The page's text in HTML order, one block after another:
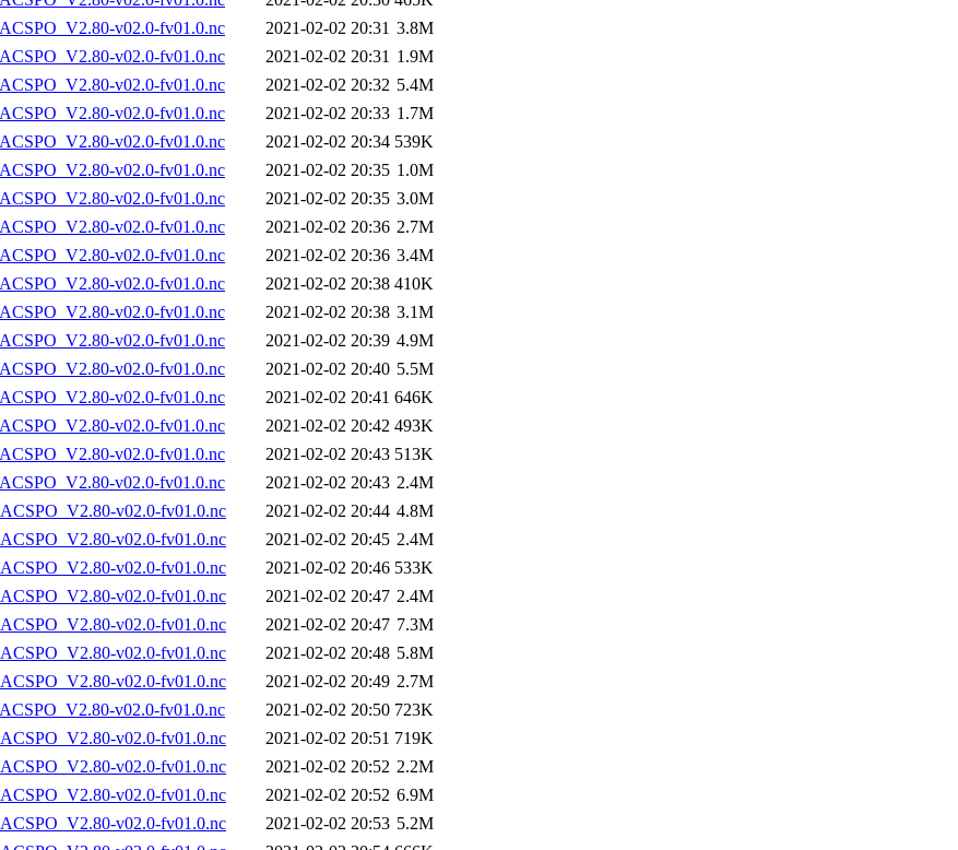
v02.0-fv01.0.nc
2021-02-02 20:31 3.8M
v02.0-fv01.0.nc
2021-02-02 20:31 1.9M
v02.0-fv01.0.nc
2021-02-02 20:32 5.4M
v02.0-fv01.0.nc
2021-02-02 20:33 1.7M
v02.0-fv01.0.nc
2021-02-02 20:34 539K
v02.0-fv01.0.nc
2021-02-02 20:35 1.0M
v02.0-fv01.0.nc
2021-02-02 20:35 3.0M
v02.0-fv01.0.nc
2021-02-02 20:36 2.7M
v02.0-fv01.0.nc
2021-02-02 20:36 3.4M
v02.0-fv01.0.nc
2021-02-02 20:38 410K
v02.0-fv01.0.nc
2021-02-02 20:38 3.1M
v02.0-fv01.0.nc
2021-02-02 20:39 4.9M
v02.0-fv01.0.nc
2021-02-02 20:40 5.5M
v02.0-fv01.0.nc
2021-02-02 20:41 646K
v02.0-fv01.0.nc
2021-02-02 20:42 493K
v02.0-fv01.0.nc
2021-02-02 20:43 513K
v02.0-fv01.0.nc
2021-02-02 20:43 2.4M
v02.0-fv01.0.nc
2021-02-02 20:44 4.8M
v02.0-fv01.0.nc
2021-02-02 20:45 2.4M
v02.0-fv01.0.nc
2021-02-02 20:46 533K
v02.0-fv01.0.nc
2021-02-02 20:47 2.4M
v02.0-fv01.0.nc
2021-02-02 20:47 7.3M
v02.0-fv01.0.nc
2021-02-02 20:48 5.8M
v02.0-fv01.0.nc
2021-02-02 20:49 2.7M
v02.0-fv01.0.nc
2021-02-02 20:50 723K
v02.0-fv01.0.nc
2021-02-02 20:51 719K
v02.0-fv01.0.nc
2021-02-02 20:52 2.2M
v02.0-fv01.0.nc
2021-02-02 20:52 6.9M
v02.0-fv01.0.nc
2021-02-02 20:53 5.2M